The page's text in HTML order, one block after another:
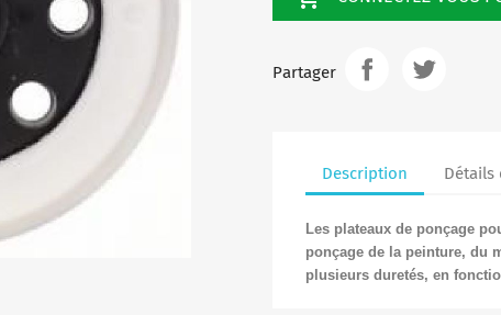
Partager
Description
Les plateaux de ponçage
ponçage de la peinture, du
plusieurs duretés, en